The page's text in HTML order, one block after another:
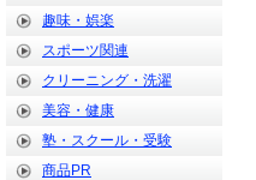
趣味・娯楽
スポーツ関連
クリーニング・洗濯
美容・健康
塾・スクール・受験
商品PR